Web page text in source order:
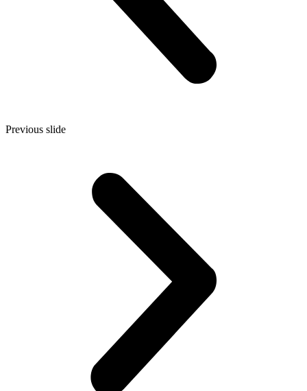
Previous slide